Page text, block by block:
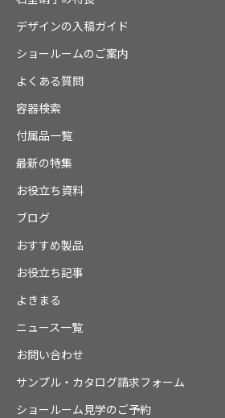
デザインの入稿ガイド
ショールームのご案内
よくある質問
容器検索
付属品一覧
最新の特集
お役立ち資料
ブログ
おすすめ製品
お役立ち記事
よきまる
ニュース一覧
お問い合わせ
サンプル・カタログ請求フォーム
ショールーム見学のご予約